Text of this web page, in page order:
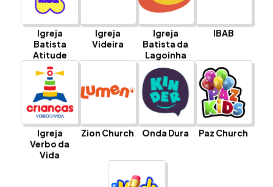
Igreja
Batista
Atitude
Igreja
Videira
Igreja
Batista da
Lagoinha
IBAB
Igreja
Verbo da
Vida
Zion Church Onda Dura Paz Church